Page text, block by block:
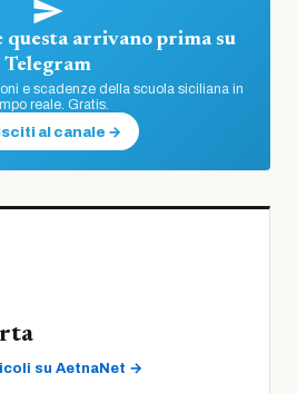
questa arrivano prima su
Telegram
e scadenze della scuola siciliana in
reale. Gratis.
al canale →
su AetnaNet →